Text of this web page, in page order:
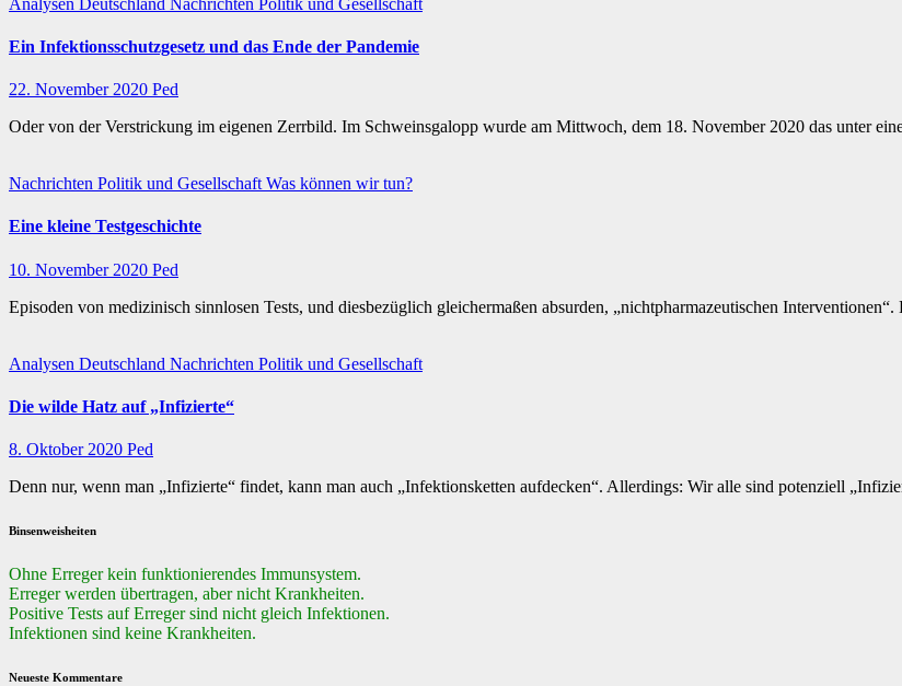
Ein Infektionsschutzgesetz und das Ende der Pandemie
22. November 2020 Ped
Oder von der Verstrickung im eigenen Zerrbild. Im Schweinsgalopp wurde am Mittwoch, dem 18. November 2020 das unter
Nachrichten Politik und Gesellschaft Was können wir tun?
Eine kleine Testgeschichte
10. November 2020 Ped
Episoden von medizinisch sinnlosen Tests, und diesbezüglich gleichermaßen absurden, „nichtpharmazeutischen
Analysen Deutschland Nachrichten Politik und Gesellschaft
Die wilde Hatz auf „Infizierte“
8. Oktober 2020 Ped
Denn nur, wenn man „Infizierte“ findet, kann man auch „Infektionsketten aufdecken“. Allerdings: Wir alle sind potenziell
Binsenweisheiten
Ohne Erreger kein funktionierendes Immunsystem.
Erreger werden übertragen, aber nicht Krankheiten.
Positive Tests auf Erreger sind nicht gleich Infektionen.
Infektionen sind keine Krankheiten.
Neueste Kommentare